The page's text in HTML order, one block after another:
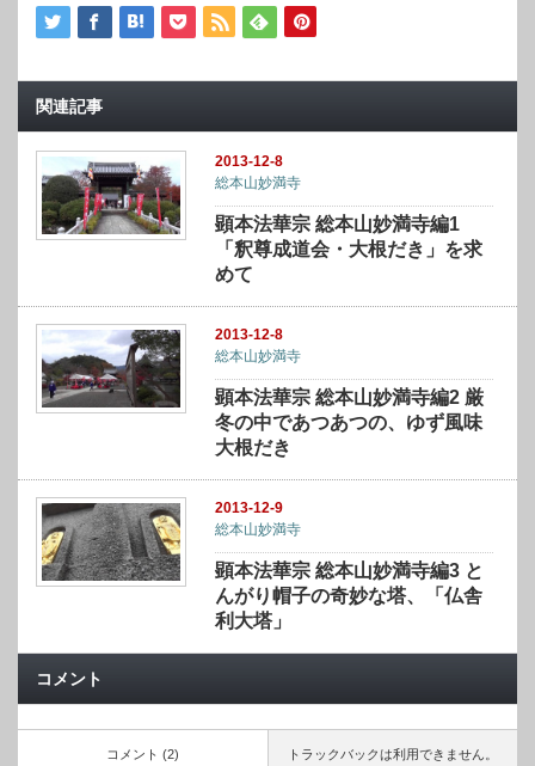
関連記事
2013-12-8
総本山妙満寺
顕本法華宗 総本山妙満寺編1
「釈尊成道会・大根だき」を求
めて
2013-12-8
総本山妙満寺
顕本法華宗 総本山妙満寺編2 厳
冬の中であつあつの、ゆず風味
大根だき
2013-12-9
総本山妙満寺
顕本法華宗 総本山妙満寺編3 と
んがり帽子の奇妙な塔、「仏舎
利大塔」
コメント
トラックバックは利用できません。
コメント (2)